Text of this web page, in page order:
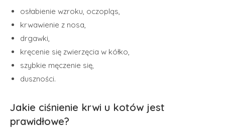
osłabienie wzroku, oczopląs,
krwawienie z nosa,
drgawki,
kręcenie się zwierzęcia w kółko,
szybkie męczenie się,
duszności.
Jakie ciśnienie krwi u kotów jest
prawidłowe?